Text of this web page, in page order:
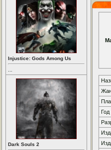
Injustice: Gods Among Us
Dark Souls 2